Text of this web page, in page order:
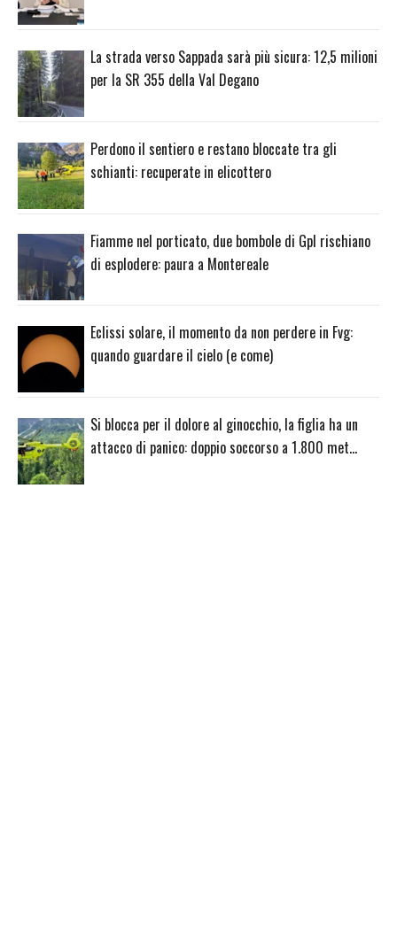
La strada verso Sappada sarà più sicura: 12,5 milioni
per la SR 355 della Val Degano
Perdono il sentiero e restano bloccate tra gli
schianti: recuperate in elicottero
Fiamme nel porticato, due bombole di Gpl rischiano
di esplodere: paura a Montereale
Eclissi solare, il momento da non perdere in Fvg:
quando guardare il cielo (e come)
Si blocca per il dolore al ginocchio, la figlia ha un
attacco di panico: doppio soccorso a 1.800 met…